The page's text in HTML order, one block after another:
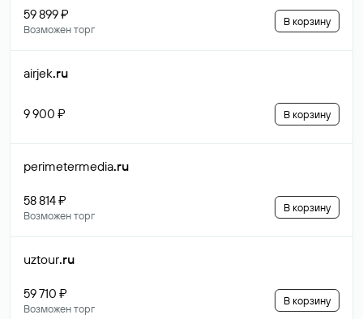
59 899 ₽
Возможен торг
В корзину
airjek.ru
9 900 ₽ В корзину
perimetermedia.ru
58 814 ₽
Возможен торг
В корзину
uztour.ru
59 710 ₽
Возможен торг
В корзину